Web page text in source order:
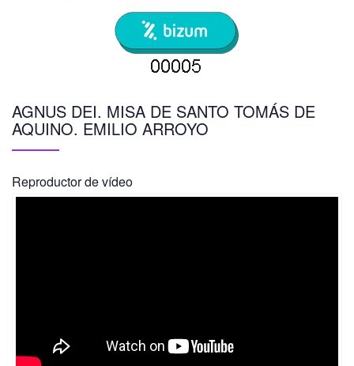
AGNUS DEI. MISA DE SANTO TOMÁS DE
AQUINO. EMILIO ARROYO
Reproductor de vídeo